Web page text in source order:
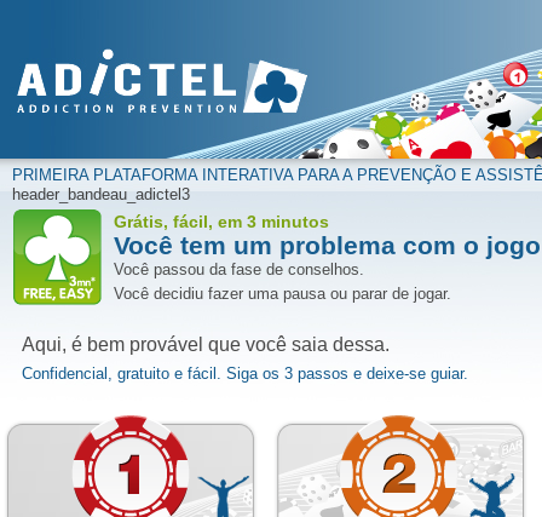
PRIMEIRA PLATAFORMA INTERATIVA PARA A PREVENÇÃO E
header_bandeau_adictel3
Grátis, fácil, em 3 minutos
Você tem um problema com o
Você passou da fase de conselhos.
Você decidiu fazer uma pausa ou parar de jogar.
Aqui, é bem provável que você saia dessa.
Confidencial, gratuito e fácil. Siga os 3 passos e deixe-se guiar.